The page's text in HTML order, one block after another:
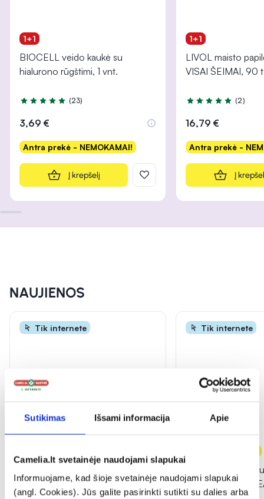
Sutikimas Išsami informacija Apie
Camelia.lt svetainėje naudojami slapukai
Informuojame, kad šioje svetainėje naudojami slapukai
(angl. Cookies). Jūs galite pasirinkti sutikti su dalies arba
1+1
BIOCELL veido kaukė su
hialurono rūgštimi, 1 vnt.
Įvertinimas 5.0 iš 5
(23)
3,69 €
Antra prekė - NEMOKAMAI!
Į krepšelį
1+1
LIVOL maisto
VISAI ŠEIMAI, 90
Įvertinimas 5.0 iš 5
(2)
16,79 €
Antra prekė -
Į
INFORMACIJA
INFORMACIJA
NAUJIENOS
Tik internete
veido kremas nuo saulės
Tik internete
PURITO veido
ACID 10 KOJIC